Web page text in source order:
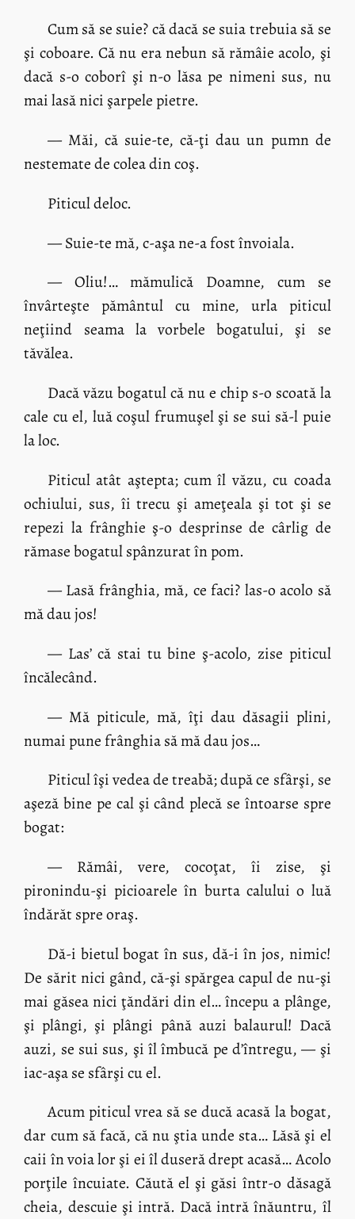
Cum să se suie? că dacă se suia trebuia să se
şi coboare. Că nu era nebun să rămâie acolo, şi
dacă s-o coborî şi n-o lăsa pe nimeni sus, nu
mai lasă nici şarpele pietre.
— Măi, că suie-te, că-ţi dau un pumn de
nestemate de colea din coş.
Piticul deloc.
— Suie-te mă, c-aşa ne-a fost învoiala.
— Oliu!… mămulică Doamne, cum se
învârteşte pământul cu mine, urla piticul
neţiind seama la vorbele bogatului, şi se
tăvălea.
Dacă văzu bogatul că nu e chip s-o scoată la
cale cu el, luă coşul frumuşel şi se sui să-l puie
la loc.
Piticul atât aştepta; cum îl văzu, cu coada
ochiului, sus, îi trecu şi ameţeala şi tot şi se
repezi la frânghie ş-o desprinse de cârlig de
rămase bogatul spânzurat în pom.
— Lasă frânghia, mă, ce faci? las-o acolo să
mă dau jos!
— Las’ că stai tu bine ş-acolo, zise piticul
încălecând.
— Mă piticule, mă, îţi dau dăsagii plini,
numai pune frânghia să mă dau jos…
Piticul îşi vedea de treabă; după ce sfârşi, se
aşeză bine pe cal şi când plecă se întoarse spre
bogat:
— Rămâi, vere, cocoţat, îi zise, şi
pironindu-şi picioarele în burta calului o luă
îndărăt spre oraş.
Dă-i bietul bogat în sus, dă-i în jos, nimic!
De sărit nici gând, că-şi spărgea capul de nu-şi
mai găsea nici ţăndări din el… începu a plânge,
şi plângi, şi plângi până auzi balaurul! Dacă
auzi, se sui sus, şi îl îmbucă pe d’întregu, — şi
iac-aşa se sfârşi cu el.
Acum piticul vrea să se ducă acasă la bogat,
dar cum să facă, că nu ştia unde sta… Lăsă şi el
caii în voia lor şi ei îl duseră drept acasă… Acolo
porţile încuiate. Căută el şi găsi într-o dăsagă
cheia, descuie şi intră. Dacă intră înăuntru, îl